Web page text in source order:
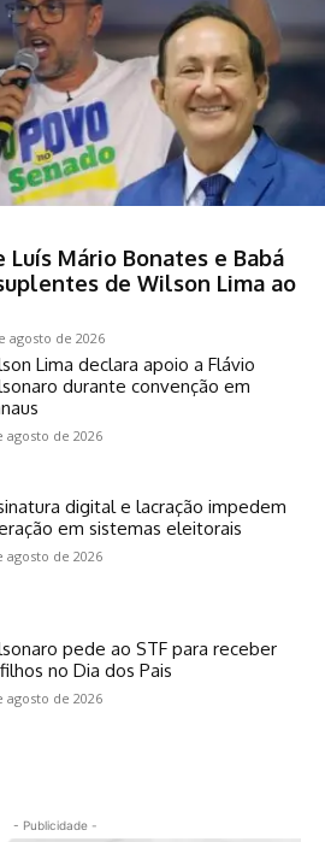
Luís Mário Bonates e Babá
de Wilson Lima ao
agosto de 2026
Lima declara apoio a Flávio
durante convenção em
agosto de 2026
digital e lacração impedem
em sistemas eleitorais
agosto de 2026
pede ao STF para receber
no Dia dos Pais
agosto de 2026
- Publicidade -